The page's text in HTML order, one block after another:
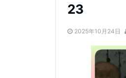
23
2025年10月24日